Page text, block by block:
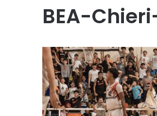
BEA-